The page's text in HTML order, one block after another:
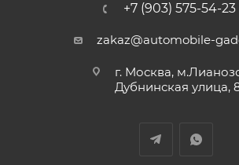
+7 (903) 575-54-23
zakaz@automobile-
г. Москва,
Дубнинская улица,